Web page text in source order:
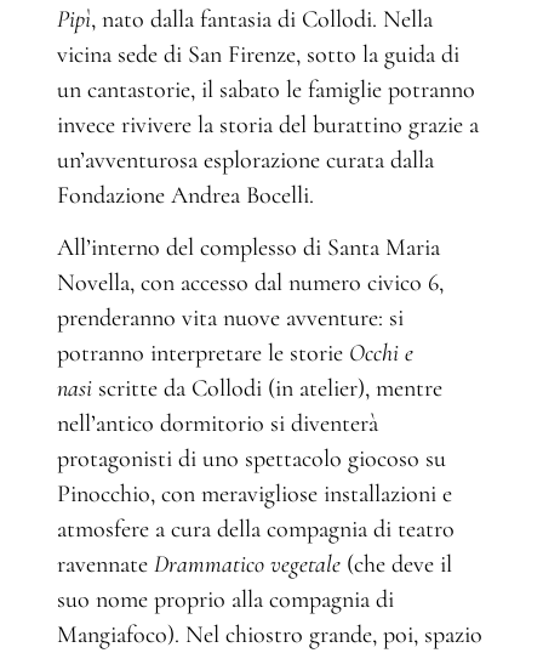
Pipì, nato dalla fantasia di Collodi. Nella
vicina sede di San Firenze, sotto la guida di
un cantastorie, il sabato le famiglie potranno
invece rivivere la storia del burattino grazie a
un’avventurosa esplorazione curata dalla
Fondazione Andrea Bocelli.
All’interno del complesso di Santa Maria
Novella, con accesso dal numero civico 6,
prenderanno vita nuove avventure: si
potranno interpretare le storie Occhi e
nasi scritte da Collodi (in atelier), mentre
nell’antico dormitorio si diventerà
protagonisti di uno spettacolo giocoso su
Pinocchio, con meravigliose installazioni e
atmosfere a cura della compagnia di teatro
ravennate Drammatico vegetale (che deve il
suo nome proprio alla compagnia di
Mangiafoco). Nel chiostro grande, poi, spazio